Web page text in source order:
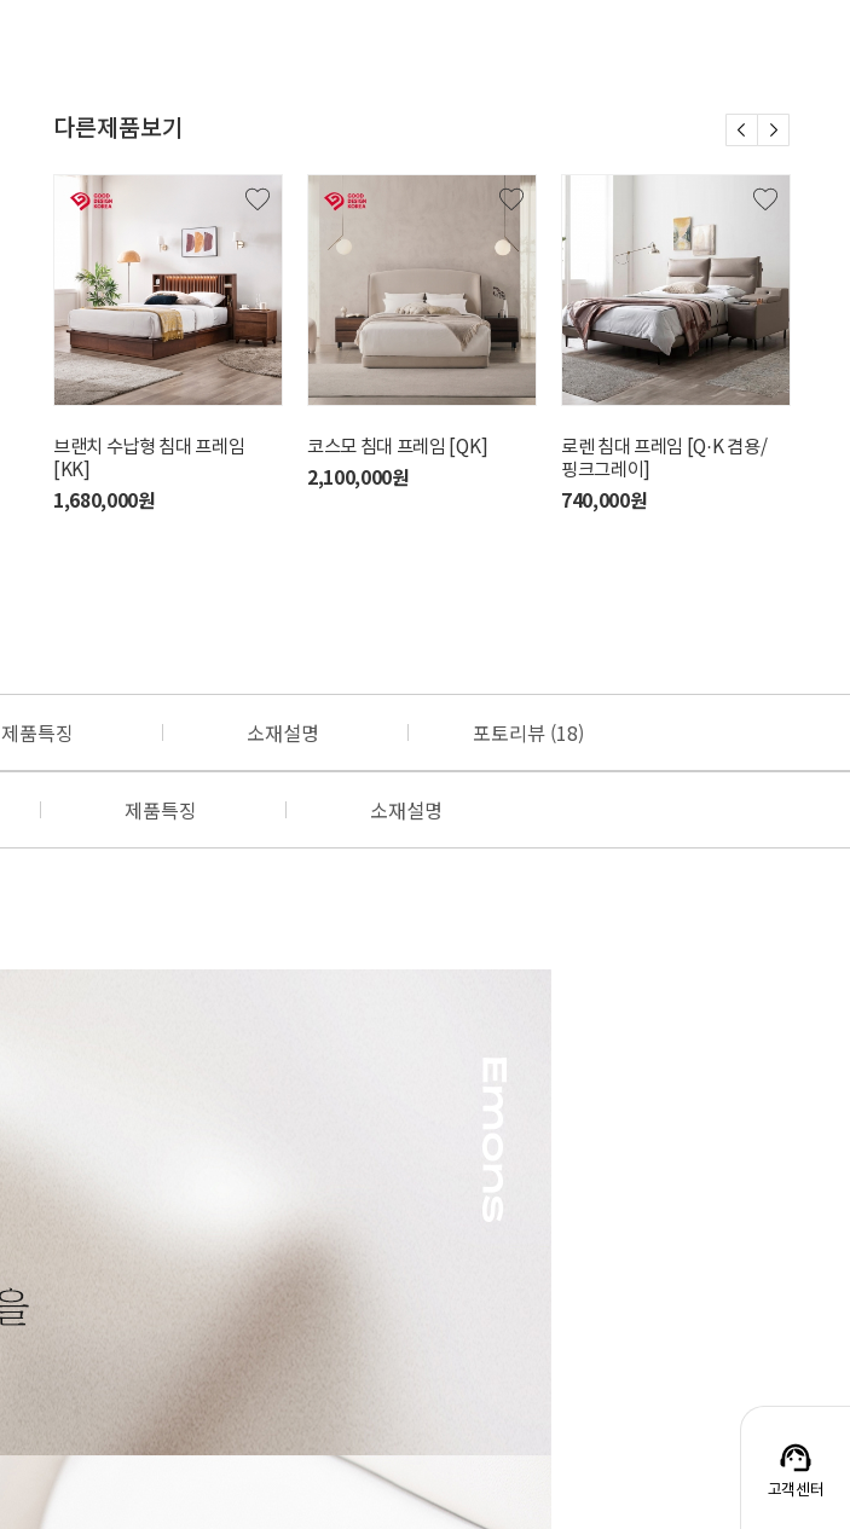
다른제품보기
브랜치 수납형 침대 프레임
[KK]
1,680,000원
코스모 침대 프레임 [QK]
2,100,000원
로렌 침대 프레임 [Q·K 겸용/
핑크그레이]
740,000원
제품특징 소재설명 포토리뷰 (18)
제품특징 소재설명
고객센터